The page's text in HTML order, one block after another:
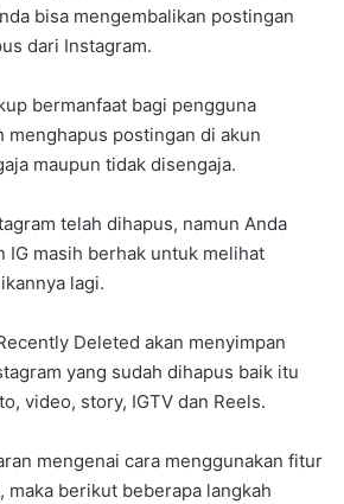
bisa mengembalikan postingan
dari Instagram.
bermanfaat bagi pengguna
menghapus postingan di akun
maupun tidak disengaja.
telah dihapus, namun Anda
IG masih berhak untuk melihat
lagi.
Deleted akan menyimpan
yang sudah dihapus baik itu
video, story, IGTV dan Reels.
mengenai cara menggunakan fitur
maka berikut beberapa langkah